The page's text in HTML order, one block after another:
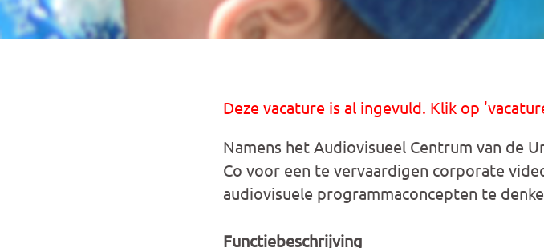
Deze vacature is al ingevuld. Klik op
Namens het Audiovisueel Centrum van de
Co voor een te vervaardigen corporate
audiovisuele programmaconcepten te
Functiebeschrijving